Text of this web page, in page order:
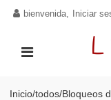
bienvenida, Iniciar
Inicio/todos/Bloqueos